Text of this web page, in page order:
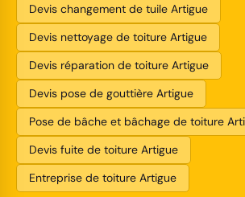
Devis changement de tuile Artigue
Devis nettoyage de toiture Artigue
Devis réparation de toiture Artigue
Devis pose de gouttière Artigue
Pose de bâche et bâchage de toiture
Devis fuite de toiture Artigue
Entreprise de toiture Artigue